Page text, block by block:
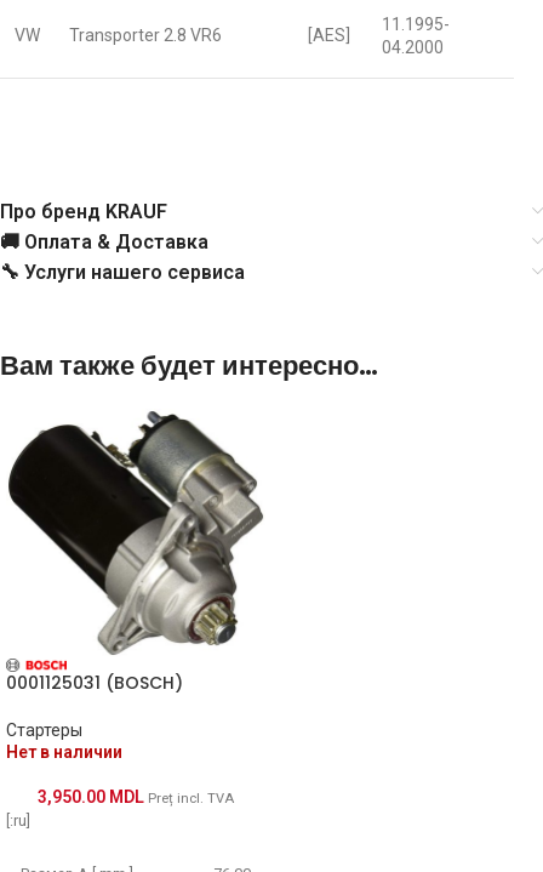
VW Transporter 2.8 VR6 [AES]
11.1995-
04.2000
Про бренд KRAUF
🚚 Оплата & Доставка
🔧 Услуги нашего сервиса
Вам также будет интересно…
0001125031 (BOSCH)
Стартеры
Нет в наличии
3,950.00 MDL Preț incl. TVA
[:ru]